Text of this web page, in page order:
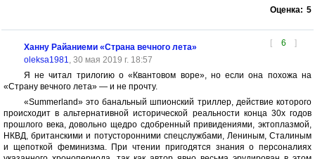
Оценка: 5
[ 6 ]
Ханну Райаниеми «Страна вечного лета»
oleksa1981, 30 мая 2019 г. 18:57
Я не читал трилогию о «Квантовом воре», но если она похожа на
«Страну вечного лета» — и не прочту.
«Summerland» это банальный шпионский триллер, действие которого
происходит в альтернативной исторической реальности конца 30х годов
прошлого века, довольно щедро сдобренный привидениями, эктоплазмой,
НКВД, британскими и потусторонними спецслужбами, Лениным, Сталиным
и щепоткой феминизма. При чтении пригодятся знания о персоналиях